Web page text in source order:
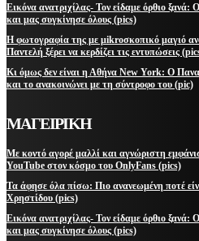
Εικόνα ανατριχίλας- Τον είδαμε όρθιο
και μας συγκίνησε όλους (pics)
Η φωτογραφία της με μikroσκοπικό μαγιό
Παντελή ξέρει να κερδίζει τις εντυπώσεις
Κι όμως δεν είναι η Αθήνα New York: Ο
και το ανακοινώνει με τη σύντροφο του (pic)
ΜΑΓΕΙΡΙΚΗ
Με κοντό αγορέ μαλλί και αγνώριστη
YouTube στον κόσμο του OnlyFans (pics)
Τα άφησε όλα πίσω: Πιο ανανεωμένη ποτέ
Χρηστίδου (pics)
Εικόνα ανατριχίλας- Τον είδαμε όρθιο
και μας συγκίνησε όλους (pics)